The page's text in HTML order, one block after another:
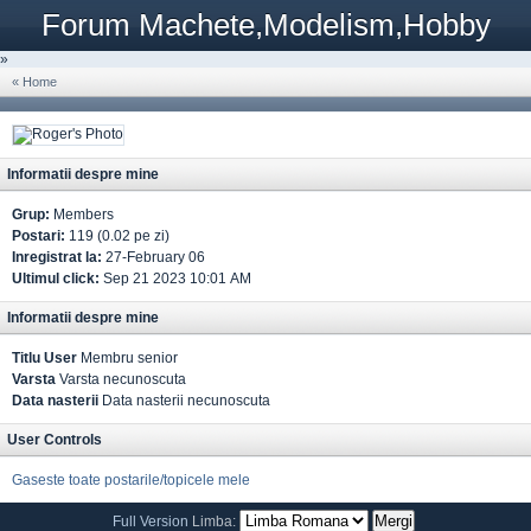
Forum Machete,Modelism,Hobby
»
« Home
Informatii despre mine
Grup: Members
Postari: 119 (0.02 pe zi)
Inregistrat la: 27-February 06
Ultimul click: Sep 21 2023 10:01 AM
Informatii despre mine
Titlu User Membru senior
Varsta Varsta necunoscuta
Data nasterii Data nasterii necunoscuta
User Controls
Gaseste toate postarile/topicele mele
Full Version Limba: